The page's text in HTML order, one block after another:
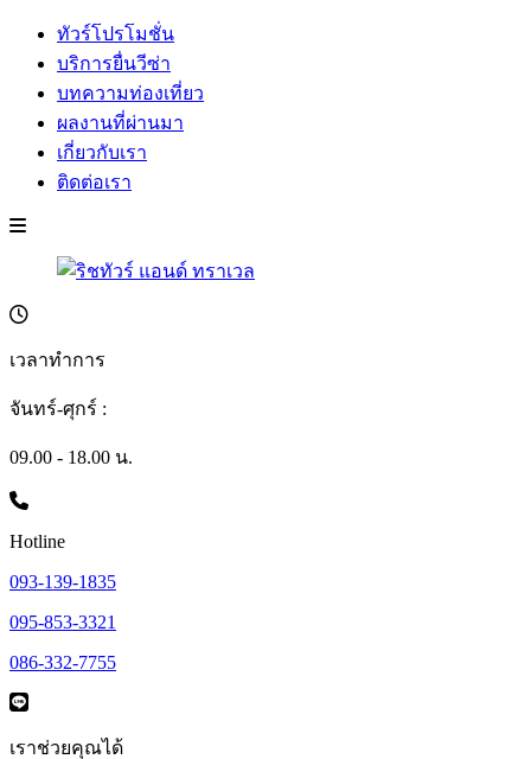
ทัวร์โปรโมชั่น
บริการยื่นวีซ่า
บทความท่องเที่ยว
ผลงานที่ผ่านมา
เกี่ยวกับเรา
ติดต่อเรา
เวลาทำการ
จันทร์-ศุกร์ :
09.00 - 18.00 น.
Hotline
093-139-1835
095-853-3321
086-332-7755
เราช่วยคุณได้